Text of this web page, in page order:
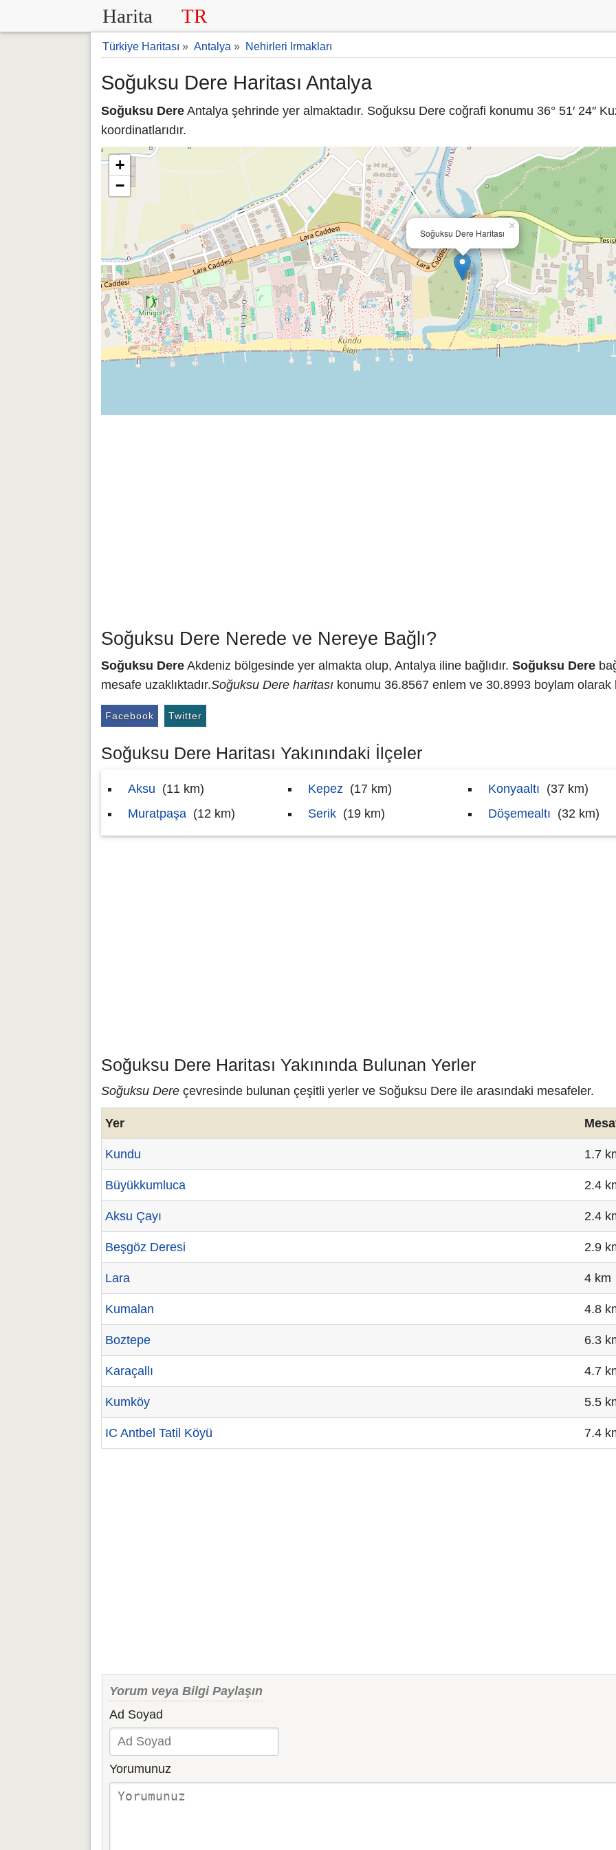
Harita TR
Türkiye Haritası » Antalya » Nehirleri Irmakları
Soğuksu Dere Haritası Antalya
Soğuksu Dere Antalya şehrinde yer almaktadır. Soğuksu Dere coğrafi konumu 36° 51′ 24″
koordinatlarıdır.
Soğuksu Dere Haritası
×
+
−
Soğuksu Dere Nerede ve Nereye Bağlı?
Soğuksu Dere Akdeniz bölgesinde yer almakta olup, Antalya iline bağlıdır. Soğuksu Dere
mesafe uzaklıktadır.Soğuksu Dere haritası konumu 36.8567 enlem ve 30.8993 boylam
Facebook Twitter
Soğuksu Dere Haritası Yakınındaki İlçeler
Aksu (11 km)
Muratpaşa (12 km)
Kepez (17 km)
Serik (19 km)
Konyaaltı (37 km)
Döşemealtı (32 km)
Soğuksu Dere Haritası Yakınında Bulunan Yerler
Soğuksu Dere çevresinde bulunan çeşitli yerler ve Soğuksu Dere ile arasındaki mesafeler.
Yer
Kundu 1.7
Büyükkumluca 2.4
Aksu Çayı 2.4
Beşgöz Deresi 2.9
Lara 4 km
Kumalan 4.8
Boztepe 6.3
Karaçallı 4.7
Kumköy 5.5
IC Antbel Tatil Köyü 7.4
Yorum veya Bilgi Paylaşın
Ad Soyad
Yorumunuz